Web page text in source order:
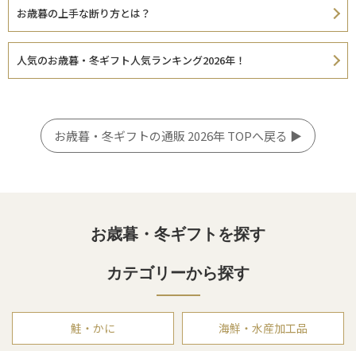
お歳暮の上手な断り方とは？
人気のお歳暮・冬ギフト人気ランキング2026年！
お歳暮・冬ギフトの通販 2026年 TOPへ戻る ▶
お歳暮・冬ギフトを探す
カテゴリーから探す
鮭・かに 海鮮・水産加工品